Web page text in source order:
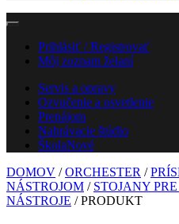
Prihlásiť / Registrovať
Môj zoznam želaní
Servis a opravy
Ozvučenie a osvetlenie
Prenájom
Nahrávacie štúdio
ŠkolaNové
DOMOV /ORCHESTER /
NÁSTROJOM / STOJANY
NÁSTROJE / PRODUKT